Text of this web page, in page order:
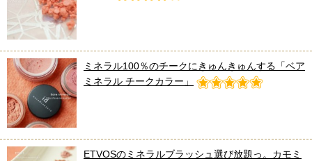
ミネラル100％のチークにきゅんきゅんする「ベア
ミネラル チークカラー」
ETVOSのミネラルブラッシュ選び放題っ。カモミ